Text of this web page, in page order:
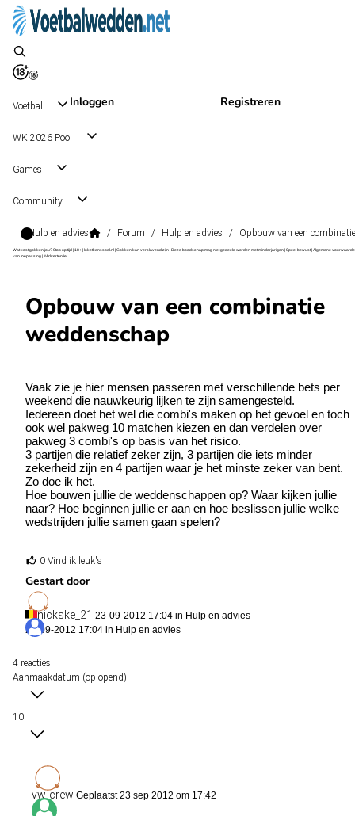
Inloggen Registreren
Voetbal
WK 2026 Pool
Games
Community
Hulp en advies / Forum / Hulp en advies / Opbouw van een
Wat kost gokken jou? Stop op tijd | 18+ | loketkansspel.nl | Gokken kan verslavend zijn | Deze boodschap mag niet gedeeld worden met minderjarigen | Speel bewust | Algemene
van toepassing | #Advertentie
Opbouw van een combinatie
weddenschap
Vaak zie je hier mensen passeren met verschillende bets per
weekend die nauwkeurig lijken te zijn samengesteld.
Iedereen doet het wel die combi's maken op het gevoel en toch
ook wel pakweg 10 matchen kiezen en dan verdelen over
pakweg 3 combi's op basis van het risico.
3 partijen die relatief zeker zijn, 3 partijen die iets minder
zekerheid zijn en 4 partijen waar je het minste zeker van bent.
Zo doe ik het.
Hoe bouwen jullie de weddenschappen op? Waar kijken jullie
naar? Hoe beginnen jullie er aan en hoe beslissen jullie welke
wedstrijden jullie samen gaan spelen?
0 Vind ik leuk's
Gestart door
nickske_21 23-09-2012 17:04 in Hulp en advies
23-09-2012 17:04 in Hulp en advies
4 reacties
Aanmaakdatum (oplopend)
10
vw-crew Geplaatst 23 sep 2012 om 17:42